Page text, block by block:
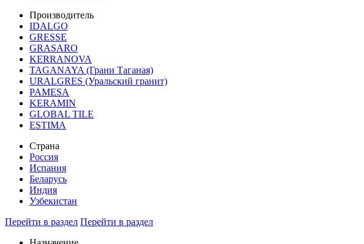
Производитель
IDALGO
GRESSE
GRASARO
KERRANOVA
TAGANAYA (Грани Таганая)
URALGRES (Уральский гранит)
PAMESA
KERAMIN
GLOBAL TILE
ESTIMA
Страна
Россия
Испания
Беларусь
Индия
Узбекистан
Перейти в раздел Перейти в раздел